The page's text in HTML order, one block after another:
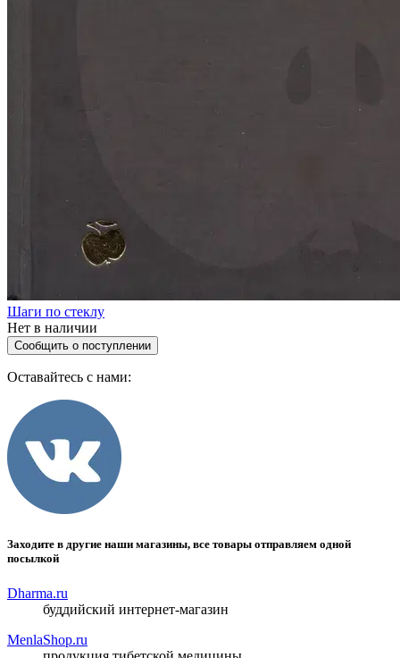
Шаги по стеклу
Нет в наличии
Сообщить о поступлении
Оставайтесь с нами:
Заходите в другие наши магазины, все товары отправляем одной
посылкой
Dharma.ru
буддийский интернет-магазин
MenlaShop.ru